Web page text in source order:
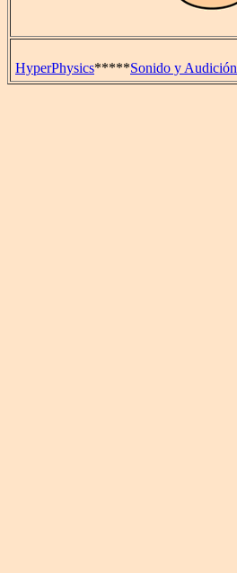
HyperPhysics*****Sonido y Audición